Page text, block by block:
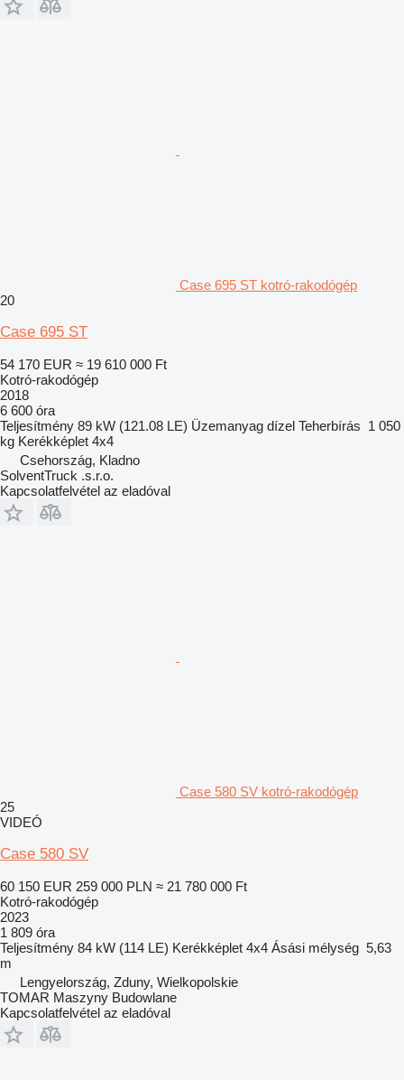
Case 695 ST kotró-rakodógép
20
Case 695 ST
54 170 EUR ≈ 19 610 000 Ft
Kotró-rakodógép
2018
6 600 óra
Teljesítmény 89 kW (121.08 LE) Üzemanyag dízel Teherbírás 1 050
kg Kerékképlet 4x4
Csehország, Kladno
SolventTruck .s.r.o.
Kapcsolatfelvétel az eladóval
Case 580 SV kotró-rakodógép
25
VIDEÓ
Case 580 SV
60 150 EUR 259 000 PLN ≈ 21 780 000 Ft
Kotró-rakodógép
2023
1 809 óra
Teljesítmény 84 kW (114 LE) Kerékképlet 4x4 Ásási mélység 5,63
m
Lengyelország, Zduny, Wielkopolskie
TOMAR Maszyny Budowlane
Kapcsolatfelvétel az eladóval